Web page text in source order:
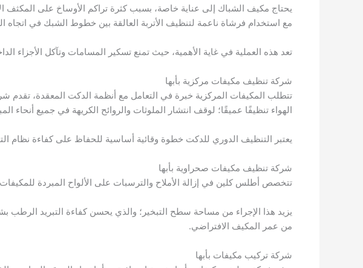
يحتاج مكيف الشباك إلى عناية خاصة، بسبب كثرة تراكم الأوساخ على المكثف
مع استخدام فرشاة ناعمة لتنظيف الأتربة العالقة بين خطوط الشبك في اتجاه
تعد هذه العملية في غاية الأهمية، حيث تمنع تسكير المسامات وتآكل الأجزاء
شركة تنظيف مكيفات مركزية بأبها
تتطلب المكيفات المركزية خبرة في التعامل مع أنظمة الدكت المعقدة،
الهواء تنظيفًا عميقًا؛ لوقف انتشار الملوثات والروائح الكريهة في جميع أنحاء
يعتبر التنظيف الدوري للدكت خطوة وقائية أساسية للحفاظ على كفاءة نظام
شركة تنظيف مكيفات صحراوية بأبها
تتخصص أطلس كلين في إزالة الأملاح والترسبات على الألواح المبردة
يزيد هذا الإجراء من مساحة سطح التبخير؛ والذي يحسن كفاءة التبريد الرطب
من عمر المكيف الافتراضي.
شركة تركيب مكيفات بأبها